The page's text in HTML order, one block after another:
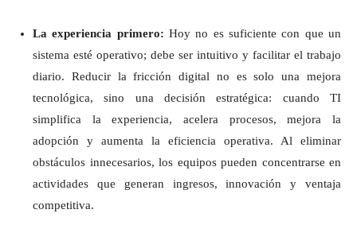
La experiencia primero: Hoy no es suficiente con que un
sistema esté operativo; debe ser intuitivo y facilitar el trabajo
diario. Reducir la fricción digital no es solo una mejora
tecnológica, sino una decisión estratégica: cuando TI
simplifica la experiencia, acelera procesos, mejora la
adopción y aumenta la eficiencia operativa. Al eliminar
obstáculos innecesarios, los equipos pueden concentrarse en
actividades que generan ingresos, innovación y ventaja
competitiva.